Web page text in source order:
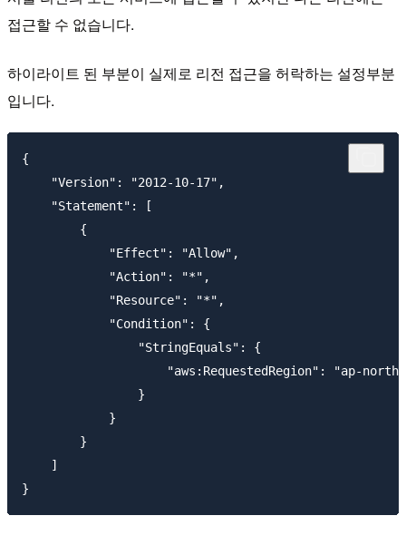
접근할 수 없습니다.
하이라이트 된 부분이 실제로 리전 접근을 허락하는 설정부분
입니다.
{
    "Version": "2012-10-17",
    "Statement": [
        {
            "Effect": "Allow",
            "Action": "*",
            "Resource": "*",
            "Condition": {
                "StringEquals": {
"aws:RequestedRegion": "ap-
                }
            }
        }
    ]